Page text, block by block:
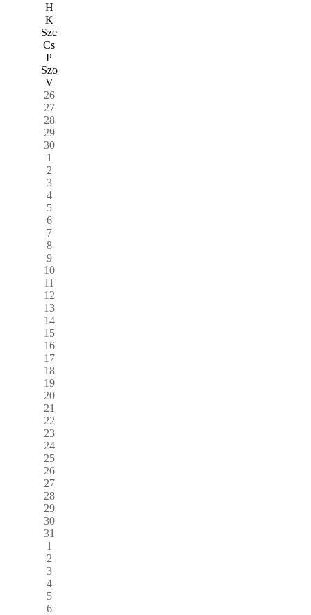
H
K
Sze
Cs
P
Szo
V
26
27
28
29
30
1
2
3
4
5
6
7
8
9
10
11
12
13
14
15
16
17
18
19
20
21
22
23
24
25
26
27
28
29
30
31
1
2
3
4
5
6